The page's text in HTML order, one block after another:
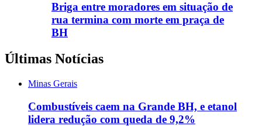
Briga entre moradores em situação de
rua termina com morte em praça de
BH
Últimas Notícias
Minas Gerais
Combustíveis caem na Grande BH, e etanol
lidera redução com queda de 9,2%